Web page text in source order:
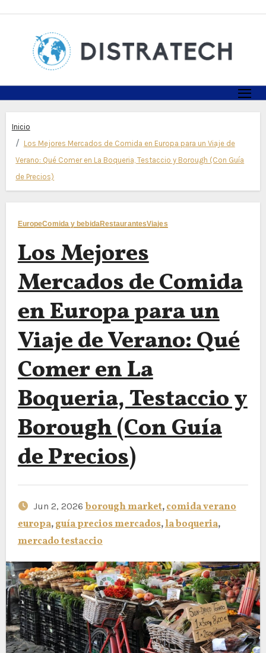
Inicio
Los Mejores Mercados de Comida en Europa para un Viaje de
Verano: Qué Comer en La Boqueria, Testaccio y Borough (Con Guía
de Precios)
EuropeComida y bebidaRestaurantesViajes
Los Mejores
Mercados de Comida
en Europa para un
Viaje de Verano: Qué
Comer en La
Boqueria, Testaccio y
Borough (Con Guía
de Precios)
Jun 2, 2026 borough market,comida verano
europa,guía precios mercados,la boqueria,
mercado testaccio